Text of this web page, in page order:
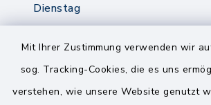
Mit Ihrer Zustimmung verwenden wir
sog. Tracking-Cookies, die es uns
verstehen, wie unsere Website genutzt
Dienstag
8.00-12.00 Uhr
14.00-18.00 Uhr